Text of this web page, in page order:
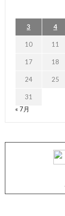
3 4
10 11
17 18
24 25
31
« 7月